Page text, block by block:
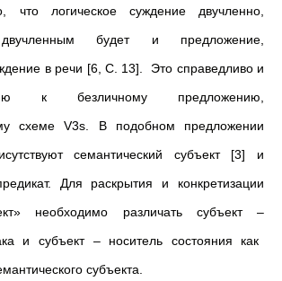
что логическое суждение двучленно,
двучленным будет и предложение,
в речи [6, С. 13]. Это справедливо и
к безличному предложению,
схеме V3s. В подобном предложении
семантический субъект [3] и
Для раскрытия и конкретизации
необходимо различать субъект –
и субъект –носитель состояния как
субъекта.